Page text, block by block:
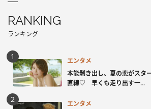
RANKING
ランキング
エンタメ
本能剥き出し、夏の恋がス
直線♡ 早くも走り出す一...
エンタメ